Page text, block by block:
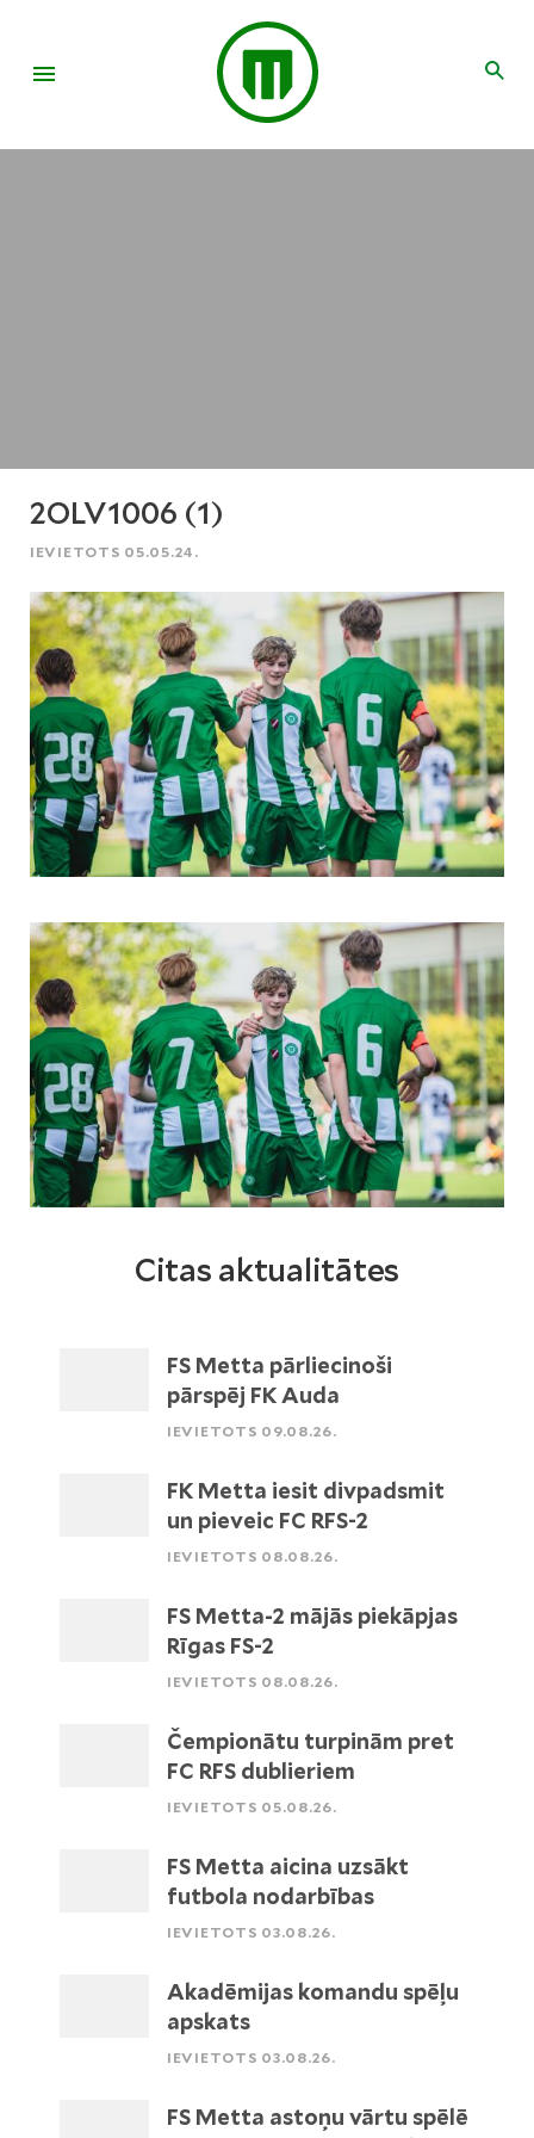
2OLV1006 (1)
IEVIETOTS 05.05.24.
Citas aktualitātes
FS Metta pārliecinoši
pārspēj FK Auda
IEVIETOTS 09.08.26.
FK Metta iesit divpadsmit
un pieveic FC RFS-2
IEVIETOTS 08.08.26.
FS Metta-2 mājās piekāpjas
Rīgas FS-2
IEVIETOTS 08.08.26.
Čempionātu turpinām pret
FC RFS dublieriem
IEVIETOTS 05.08.26.
FS Metta aicina uzsākt
futbola nodarbības
IEVIETOTS 03.08.26.
Akadēmijas komandu spēļu
apskats
IEVIETOTS 03.08.26.
FS Metta astoņu vārtu spēlē